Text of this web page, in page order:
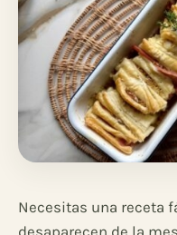
Necesitas una receta